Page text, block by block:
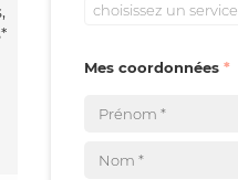
choisissez un service
Mes coordonnées